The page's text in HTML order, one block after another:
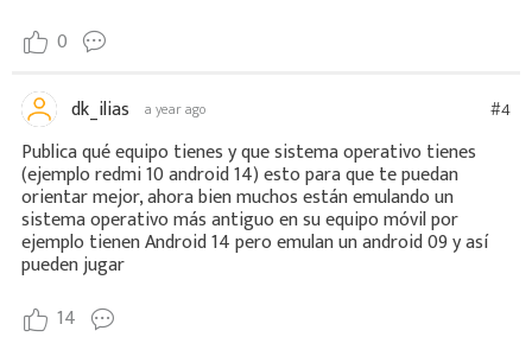
0
dk_ilias a year ago #4
Publica qué equipo tienes y que sistema operativo tienes
(ejemplo redmi 10 android 14) esto para que te puedan
orientar mejor, ahora bien muchos están emulando un
sistema operativo más antiguo en su equipo móvil por
ejemplo tienen Android 14 pero emulan un android 09 y así
pueden jugar
14